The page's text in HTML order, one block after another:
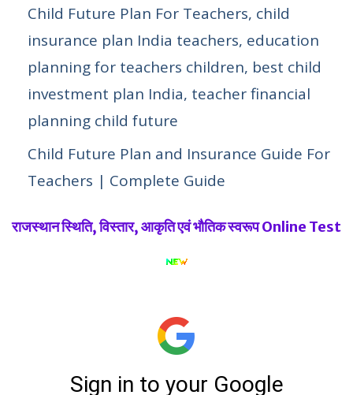
Child Future Plan For Teachers, child
insurance plan India teachers, education
planning for teachers children, best child
investment plan India, teacher financial
planning child future
Child Future Plan and Insurance Guide For
Teachers | Complete Guide
राजस्थान स्थिति, विस्तार, आकृति एवं भौतिक स्वरूप Online Test